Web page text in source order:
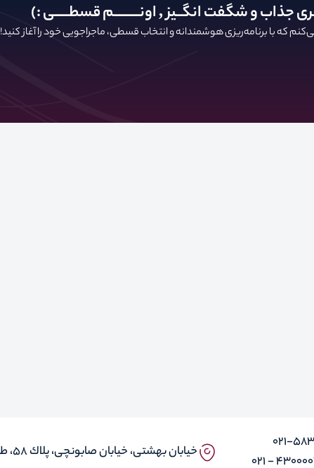
جذاب و شگفت انگــیز , اونـــــــــم قسطـــــی :)
که با برنامه‌ریزی هوشمندانه و انتخاب قسطی، ماجراجویی خود را آغاز کنید!
58308
43000030
خيابان بهشتى، خيابان صابونچى، پلاك ٥٨، طبقه ٣، واحد ۱ و ۵